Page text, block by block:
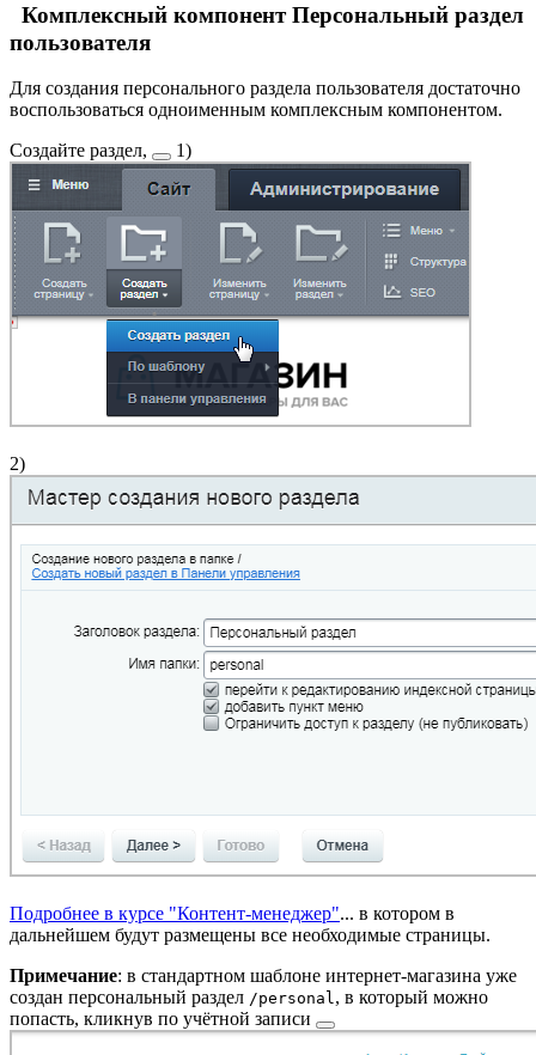
Комплексный компонент Персональный раздел
пользователя
Для создания персонального раздела пользователя достаточно
воспользоваться одноименным комплексным компонентом.
Создайте раздел,
1)
2)
Подробнее в курсе "Контент-менеджер"... в котором в
дальнейшем будут размещены все необходимые страницы.
Примечание: в стандартном шаблоне интернет-магазина уже
создан персональный раздел /personal, в который можно
попасть, кликнув по учётной записи